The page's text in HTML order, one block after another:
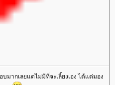
มากเลยแต่ไม่มีที่จะเลี้ยงเอง ได้แต่มอง